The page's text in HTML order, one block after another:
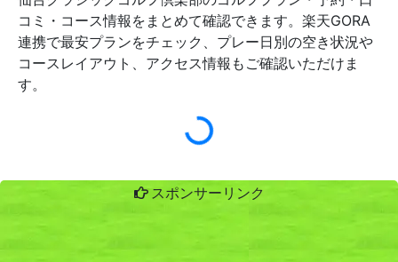
コミ・コース情報をまとめて確認できます。楽天GORA
連携で最安プランをチェック、プレー日別の空き状況や
コースレイアウト、アクセス情報もご確認いただけま
す。
スポンサーリンク